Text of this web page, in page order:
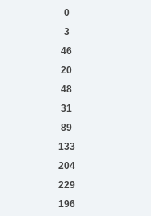
0
3
46
20
48
31
89
133
204
229
196